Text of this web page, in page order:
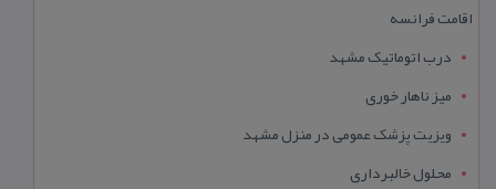
اقامت فرانسه
درب اتوماتیک مشهد
میز ناهار خوری
ویزیت پزشک عمومی در منزل مشهد
محلول خالبرداری